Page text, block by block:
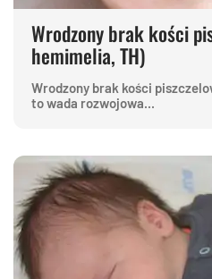
Wrodzony brak kości
hemimelia, TH)
Wrodzony brak kości
to wada rozwojowa...